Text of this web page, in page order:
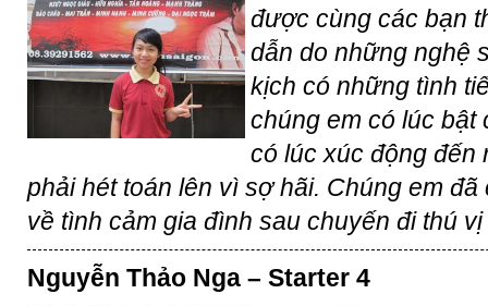
được cùng các bạn
dẫn do những nghệ
kịch có những tình
chúng em có lúc
có lúc xúc động đến
phải hét toán lên vì sợ hãi. Chúng em
về tình cảm gia đình sau chuyến đi thú vị
Nguyễn Thảo Nga – Starter 4